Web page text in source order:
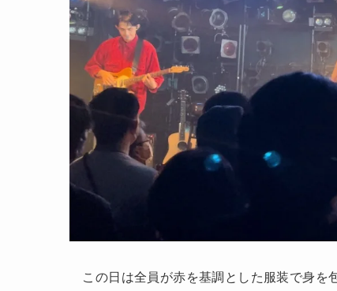
この日は全員が赤を基調とした服装で身を